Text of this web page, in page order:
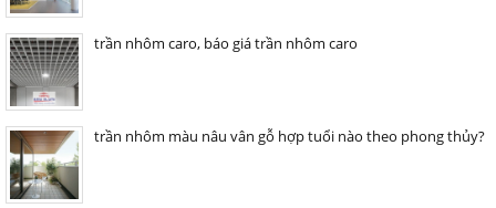
trần nhôm caro, báo giá trần nhôm caro
trần nhôm màu nâu vân gỗ hợp tuổi nào theo phong thủy?